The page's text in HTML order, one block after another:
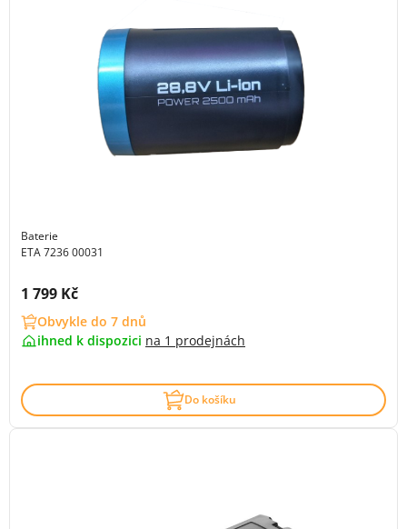
Baterie
ETA 7236 00031
Cena s DPH:
1 799 Kč
Obvykle do 7 dnů
ihned k dispozici na 1 prodejnách
Do košíku